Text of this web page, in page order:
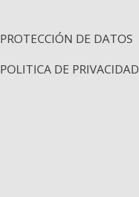
PROTECCIÓN DE DATOS
POLITICA DE PRIVACIDAD